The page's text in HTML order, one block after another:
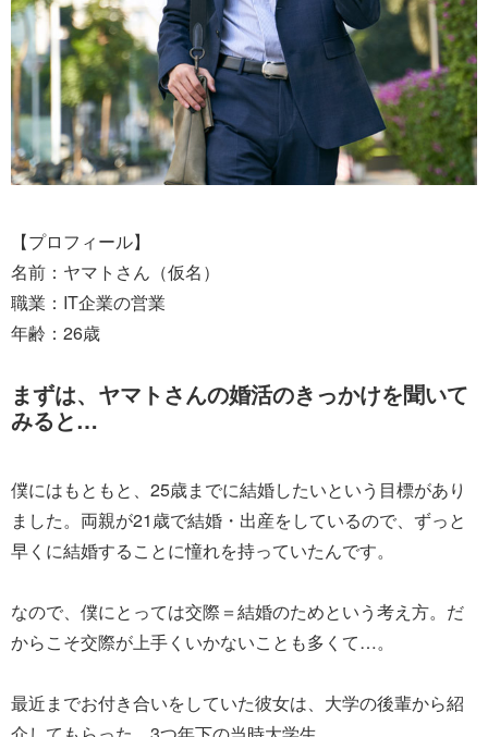
【プロフィール】
名前：ヤマトさん（仮名）
職業：IT企業の営業
年齢：26歳
まずは、ヤマトさんの婚活のきっかけを聞いて
みると…
僕にはもともと、25歳までに結婚したいという目標があり
ました。両親が21歳で結婚・出産をしているので、ずっと
早くに結婚することに憧れを持っていたんです。
なので、僕にとっては交際＝結婚のためという考え方。だ
からこそ交際が上手くいかないことも多くて…。
最近までお付き合いをしていた彼女は、大学の後輩から紹